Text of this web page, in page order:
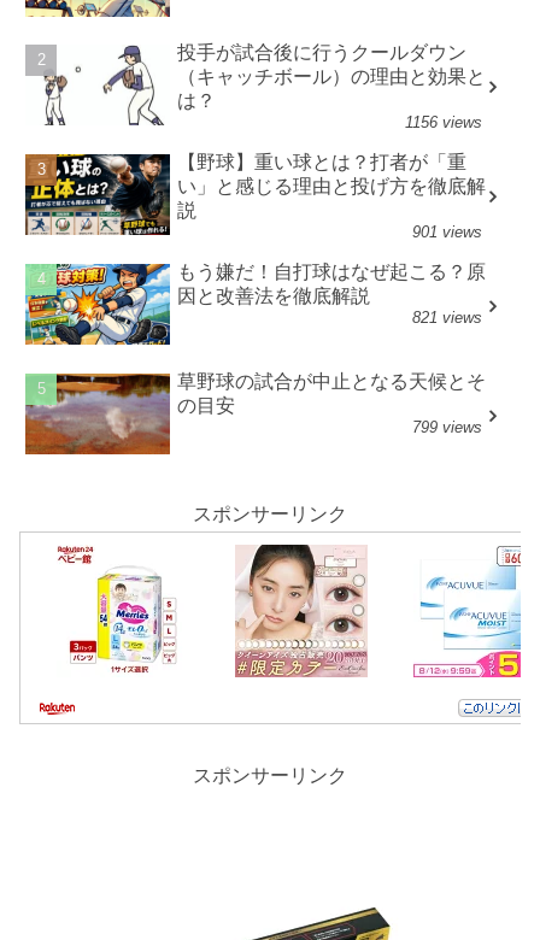
投手が試合後に行うクールダウン
（キャッチボール）の理由と効果と
は？
1156 views
【野球】重い球とは？打者が「重
い」と感じる理由と投げ方を徹底解
説
901 views
もう嫌だ！自打球はなぜ起こる？原
因と改善法を徹底解説
821 views
草野球の試合が中止となる天候とそ
の目安
799 views
スポンサーリンク
スポンサーリンク